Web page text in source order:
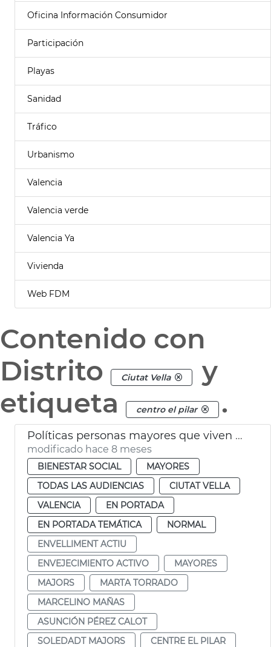
Oficina Información Consumidor
Participación
Playas
Sanidad
Tráfico
Urbanismo
Valencia
Valencia verde
Valencia Ya
Vivienda
Web FDM
Contenido con
Distrito
Ciutat Vella
y
etiqueta
centro el pilar .
Políticas personas mayores que viven a solas València
modificado hace 8 meses
BIENESTAR SOCIAL
MAYORES
TODAS LAS AUDIENCIAS
CIUTAT VELLA
VALENCIA
EN PORTADA
EN PORTADA TEMÁTICA
NORMAL
ENVELLIMENT ACTIU
ENVEJECIMIENTO ACTIVO
MAYORES
MAJORS
MARTA TORRADO
MARCELINO MAÑAS
ASUNCIÓN PÉREZ CALOT
SOLEDADT MAJORS
CENTRE EL PILAR